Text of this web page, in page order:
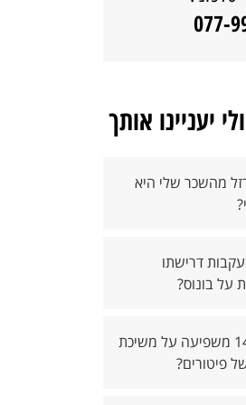
יעניינו אותך
מהשכר שלי היא
דרישתו
על בונוס?
האם חתימה על סעיף 14 משפיעה על משיכת
פיטורים?